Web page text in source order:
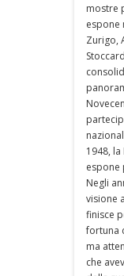
mostre
espone
Zurigo,
1948,
espone
Negli
visione
finisce
fortuna
ma
che